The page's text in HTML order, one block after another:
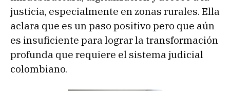
justicia, especialmente en zonas rurales. Ella
aclara que es un paso positivo pero que aún
es insuficiente para lograr la transformación
profunda que requiere el sistema judicial
colombiano.